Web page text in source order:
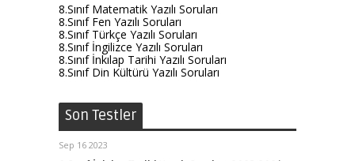
8.Sınıf Matematik Yazılı Soruları
8.Sınıf Fen Yazılı Soruları
8.Sınıf Türkçe Yazılı Soruları
8.Sınıf İngilizce Yazılı Soruları
8.Sınıf İnkılap Tarihi Yazılı Soruları
8.Sınıf Din Kültürü Yazılı Soruları
Son Testler
Sep 16 2023